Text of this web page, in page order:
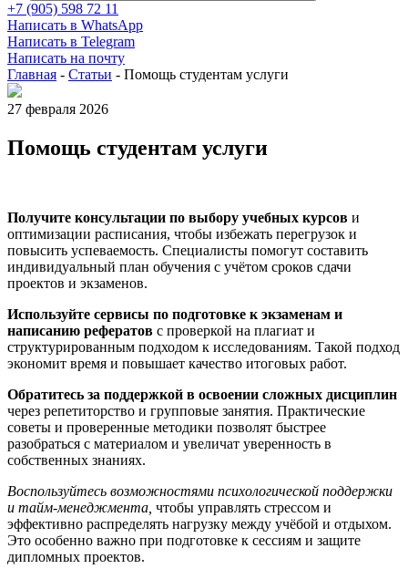
+7 (905) 598 72 11
Написать в WhatsApp
Написать в Telegram
Написать на почту
Главная - Статьи - Помощь студентам услуги
27 февраля 2026
Помощь студентам услуги
Получите консультации по выбору учебных курсов и
оптимизации расписания, чтобы избежать перегрузок и
повысить успеваемость. Специалисты помогут составить
индивидуальный план обучения с учётом сроков сдачи
проектов и экзаменов.
Используйте сервисы по подготовке к экзаменам и
написанию рефератов с проверкой на плагиат и
структурированным подходом к исследованиям. Такой подход
экономит время и повышает качество итоговых работ.
Обратитесь за поддержкой в освоении сложных дисциплин
через репетиторство и групповые занятия. Практические
советы и проверенные методики позволят быстрее
разобраться с материалом и увеличат уверенность в
собственных знаниях.
Воспользуйтесь возможностями психологической поддержки
и тайм-менеджмента, чтобы управлять стрессом и
эффективно распределять нагрузку между учёбой и отдыхом.
Это особенно важно при подготовке к сессиям и защите
дипломных проектов.